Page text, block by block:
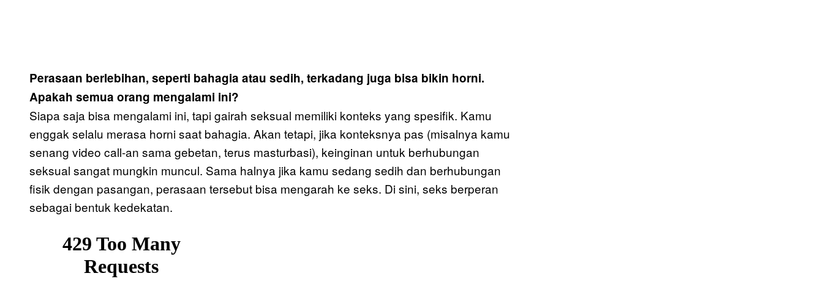
Perasaan berlebihan, seperti bahagia atau sedih, terkadang juga bisa bikin horni.
Apakah semua orang mengalami ini?
Siapa saja bisa mengalami ini, tapi gairah seksual memiliki konteks yang spesifik. Kamu
enggak selalu merasa horni saat bahagia. Akan tetapi, jika konteksnya pas (misalnya kamu
senang video call-an sama gebetan, terus masturbasi), keinginan untuk berhubungan
seksual sangat mungkin muncul. Sama halnya jika kamu sedang sedih dan berhubungan
fisik dengan pasangan, perasaan tersebut bisa mengarah ke seks. Di sini, seks berperan
sebagai bentuk kedekatan.